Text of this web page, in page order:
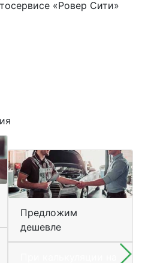
«Ровер Сити»
Предложим
дешевле